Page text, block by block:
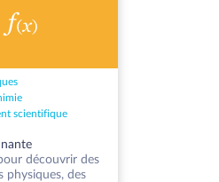
scientifique
découvrir des
physiques, des